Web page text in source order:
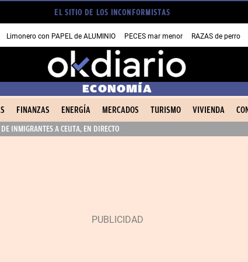
EL SITIO DE LOS INCONFORMISTAS
Limonero con PAPEL de ALUMINIO PECES mar menor RAZAS de perro
ECONOMÍA
FINANZAS ENERGÍA MERCADOS TURISMO VIVIENDA
INMIGRANTES A CEUTA, EN DIRECTO